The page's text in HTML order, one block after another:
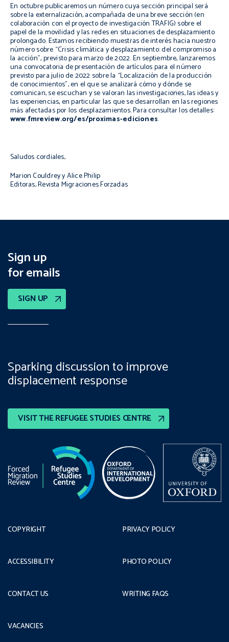
En octubre publicaremos un número cuya sección principal será
sobre la externalización, acompañada de una breve sección (en
colaboración con el proyecto de investigación TRAFIG) sobre el
papel de la movilidad y las redes en situaciones de desplazamiento
prolongado. Estamos recibiendo muestras de interés hacia nuestro
número sobre “Crisis climática y desplazamiento: del compromiso a
la acción”, previsto para marzo de 2022. En septiembre, lanzaremos
una convocatoria de presentación de artículos para el número
previsto para julio de 2022 sobre la “Localización de la producción
de conocimientos”, en el que se analizará cómo y dónde se
comunican, se escuchan y se valoran las investigaciones, las ideas y
las experiencias, en particular las que se desarrollan en las regiones
más afectadas por los desplazamientos. Para consultar los detalles:
www.fmreview.org/es/proximas-ediciones.
Saludos cordiales,
Marion Couldrey y Alice Philip
Editoras, Revista Migraciones Forzadas
Sign up
for emails
SIGN UP
VISIT THE REFUGEE STUDIES CENTRE
Sparking discussion to improve
displacement response
COPYRIGHT
ACCESSIBILITY
CONTACT US
PRIVACY POLICY
PHOTO POLICY
WRITING FAQS
VACANCIES